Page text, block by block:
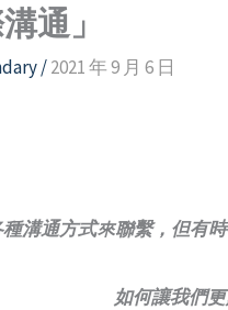
通」
/2021 年 9 月 6 日
種溝通方式來聯繫，但
如何讓我們